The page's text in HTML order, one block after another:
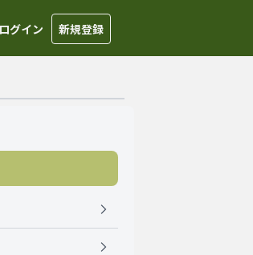
ログイン 新規登録